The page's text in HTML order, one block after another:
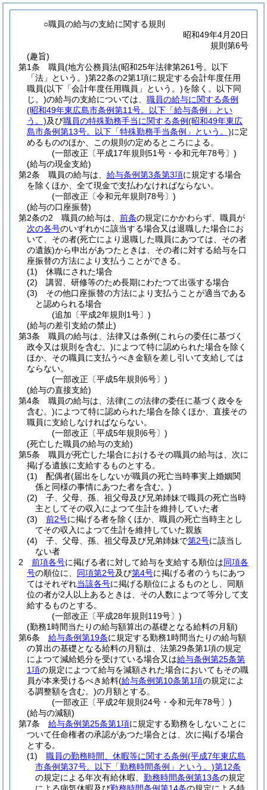
○職員の給与の支給に関する規則
昭和49年4月20日
規則第6号
(趣旨)
第1条
職員(地方公務員法(昭和25年法律第261号。以下
「法」という。)第22条の2第1項に規定する会計年度任用
職員(以下「会計年度任用職員」という。)を除く。以下同
じ。)の給与の支給については、 職員の給与に関する条例
(昭和49年東広島市条例第11号。以下「給与条例」とい
う。)及び職員の特殊勤務手当に関する条例(昭和49年東広
島市条例第13号。以下「特殊勤務手当条例」という。)に定
めるもののほか、この規則の定めるところによる。
(一部改正〔平成17年規則51号・令和元年78号〕)
(給与の現金支給)
第2条
職員の給与は、 給与条例第3条第3項に規定する場合
を除くほか、全て現金で支払わなければならない。
(一部改正〔令和元年規則78号〕)
(給与の口座振替)
第2条の2
職員の給与は、 前条の規定にかかわらず、職員が
次の各号のいずれかに該当する場合又は退職した場合にお
いて、その者(死亡により退職した職員にあつては、その者
の遺族)から申出があつたときは、その者に対する給与を口
座振替の方法により支払うことができる。
(1)
休職にされた場合
(2)
講習、研修等のため長期にわたつて出張する場合
(3)
その他口座振替の方法により支払うことが適当である
と認められる場合
(追加〔平成2年規則1号〕)
(給与の差引支給の禁止)
第3条
職員の給与は、法律又は条例(これらの委任に基づく
政令又は規則を含む。)によつて特に認められた場合を除く
ほか、その職員に支払うべき金額を差し引いて支給しては
ならない。
(一部改正〔平成5年規則6号〕)
(給与の直接支給)
第4条
職員の給与は、法律(この法律の委任に基づく政令を
含む。)によつて特に認められた場合を除くほか、直接その
職員に支給しなければならない。
(一部改正〔平成5年規則6号〕)
(死亡した職員の給与の支給)
第5条
職員が死亡した場合におけるその職員の給与は、次に
掲げる遺族に支給するものとする。
(1)
配偶者(届出をしないが職員の死亡当時事実上婚姻関
係と同様の事情にあつた者を含む。)
(2)
子、父母、孫、祖父母及び兄弟姉妹で職員の死亡当時
主としてその収入によつて生計を維持していた者
(3)
前2号に掲げる者を除くほか、職員の死亡当時主とし
てその収入によつて生計を維持していた親族
(4)
子、父母、孫、祖父母及び兄弟姉妹で第2号に該当し
ない者
2
前項各号に掲げる者に対して給与を支給する順位は同項各
号の順位に、 同項第2号及び第4号に掲げる者のうちにあつ
てはそれぞれ当該各号に掲げる順位によるものとし、同順
位の者が2人以上あるときは、その人数によつて等分して支
給するものとする。
(一部改正〔平成28年規則119号〕)
(勤務1時間当たりの給与額算出の基礎となる給料の月額)
第6条
給与条例第19条に規定する勤務1時間当たりの給与額
の算出の基礎となる給料の月額は、法第29条第1項の規定
によつて減給処分を受けている場合又は給与条例第25条第
1項の規定によつて給与を減額された場合においてもその職
員が本来受けるべき給料(給与条例第10条第1項の規定によ
る調整額を含む。)の月額とする。
(一部改正〔平成2年規則24号・令和元年78号〕)
(給与の減額)
第7条
給与条例第25条第1項に規定する勤務をしないことに
ついて任命権者の承認があつた場合とは、次に掲げる場合
とする。
(1)
職員の勤務時間、休暇等に関する条例(平成7年東広島
市条例第37号。以下「勤務時間条例」という。)第12条
の規定による年次有給休暇、 勤務時間条例第13条の規定